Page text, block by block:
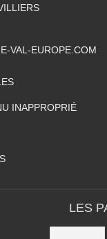
VAL-EUROPE.COM
INAPPROPRIÉ
LES